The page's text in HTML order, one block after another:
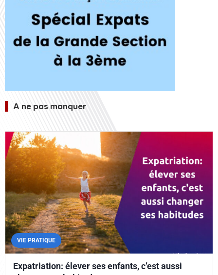
A ne pas manquer
VIE PRATIQUE
Expatriation: élever ses enfants, c’est aussi